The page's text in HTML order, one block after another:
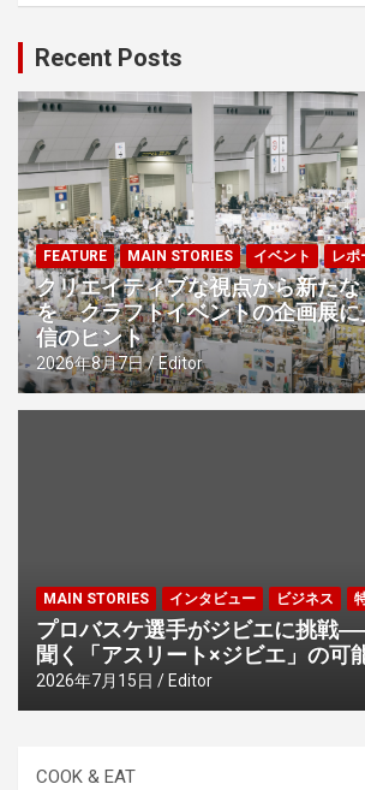
ー
シ
ョ
ン
Recent Posts
FEATURE MAIN STORIES イベント レポ
クリエイティブな視点から新た
を クラフトイベントの企画展に
信のヒント
2026年8月7日 Editor
MAIN STORIES インタビュー ビジネス
プロバスケ選手がジビエに挑戦
聞く「アスリート×ジビエ」の可
2026年7月15日 Editor
COOK & EAT